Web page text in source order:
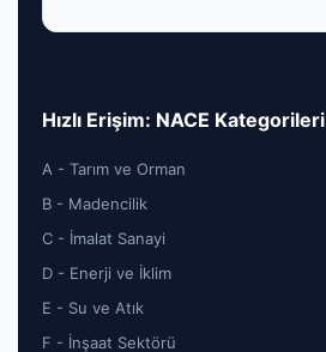
Hızlı Erişim: NACE Kategorileri
A - Tarım ve Orman
B - Madencilik
C - İmalat Sanayi
D - Enerji ve İklim
E - Su ve Atık
F - İnşaat Sektörü